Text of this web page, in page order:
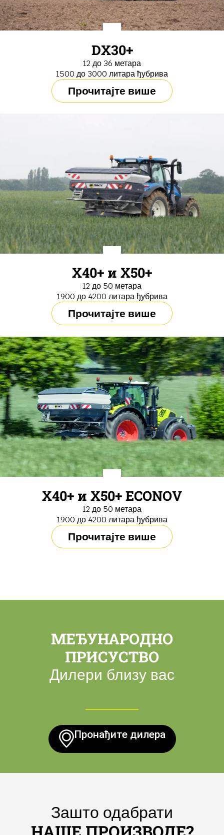
DX30+
12 до 36 метара
1500 до 3000 литара ђубрива
Прочитајте више
X40+ и X50+
12 до 50 метара
1900 до 4200 литара ђубрива
Прочитајте више
X40+ и X50+ ECONOV
12 до 50 метара
1900 до 4200 литара ђубрива
Прочитајте више
МЕЂУНАРОДНО
ПРИСУСТВО
Дилери близу вас
Пронађите дилера
Зашто одабрати